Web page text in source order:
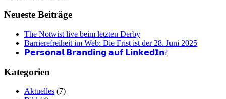
Neueste Beiträge
The Notwist live beim letzten Derby
Barrierefreiheit im Web: Die Frist ist der 28. Juni 2025
𝗣𝗲𝗿𝘀𝗼𝗻𝗮𝗹 𝗕𝗿𝗮𝗻𝗱𝗶𝗻𝗴 𝗮𝘂𝗳 𝗟𝗶𝗻𝗸𝗲𝗱𝗜𝗻?
Kategorien
Aktuelles (7)